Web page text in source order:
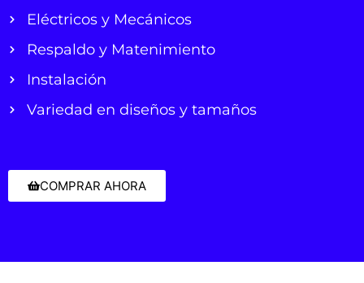
Eléctricos y Mecánicos
Respaldo y Matenimiento
Instalación
Variedad en diseños y tamaños
COMPRAR AHORA